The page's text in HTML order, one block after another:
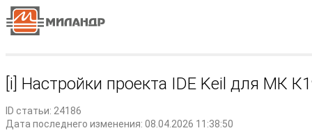
[i] Настройки проекта IDE Keil для МК
ID статьи: 24186
Дата последнего изменения: 08.04.2026 11:38:50